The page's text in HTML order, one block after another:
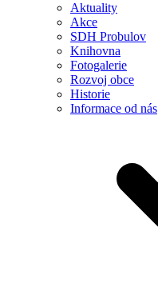
Aktuality
Akce
SDH Probulov
Knihovna
Fotogalerie
Rozvoj obce
Historie
Informace od nás